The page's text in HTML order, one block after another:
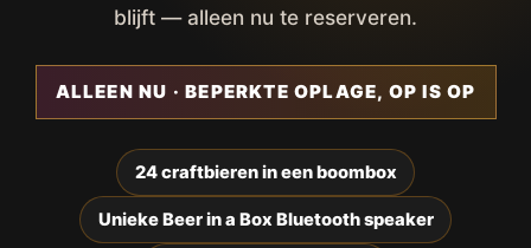
blijft — alleen nu te reserveren.
ALLEEN NU · BEPERKTE OPLAGE, OP IS OP
24 craftbieren in een boombox
Unieke Beer in a Box Bluetooth speaker